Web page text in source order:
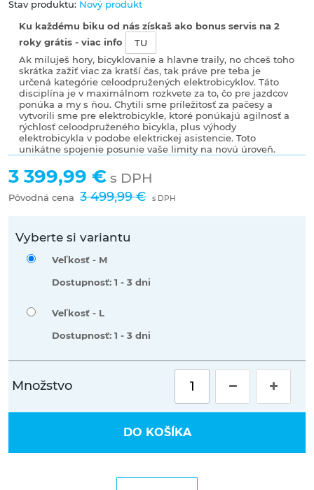
Stav produktu: Nový produkt
Ku každému biku od nás získaš ako bonus servis na 2
roky grátis - viac info
TU
Ak miluješ hory, bicyklovanie a hlavne traily, no chceš toho
skrátka zažiť viac za kratší čas, tak práve pre teba je
určená kategórie celoodpružených elektrobicyklov. Táto
disciplína je v maximálnom rozkvete za to, čo pre jazdcov
ponúka a my s ňou. Chytili sme príležitosť za pačesy a
vytvorili sme pre elektrobicykle, ktoré ponúkajú agilnosť a
rýchlosť celoodpruženého bicykla, plus výhody
elektrobicykla v podobe elektrickej asistencie. Toto
unikátne spojenie posunie vaše limity na novú úroveň.
3 399,99 € s DPH
Pôvodná cena 3 499,99 € s DPH
Vyberte si variantu
Veľkosť - M
Dostupnosť: 1 - 3 dni
Veľkosť - L
Dostupnosť: 1 - 3 dni
Množstvo
DO KOŠÍKA